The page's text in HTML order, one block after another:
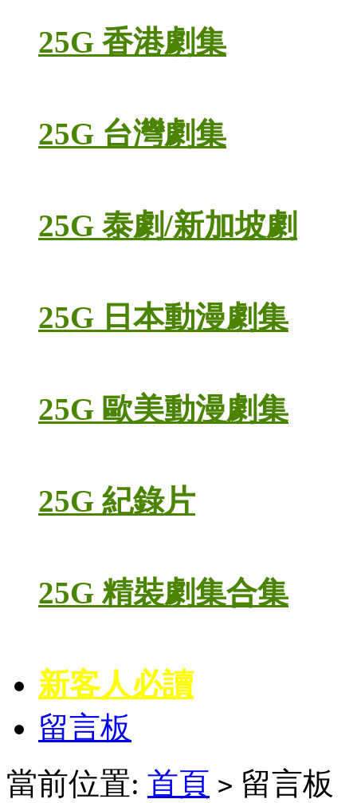
25G 香港劇集
25G 台灣劇集
25G 泰劇/新加坡劇
25G 日本動漫劇集
25G 歐美動漫劇集
25G 紀錄片
25G 精裝劇集合集
新客人必讀
留言板
當前位置: 首頁 > 留言板